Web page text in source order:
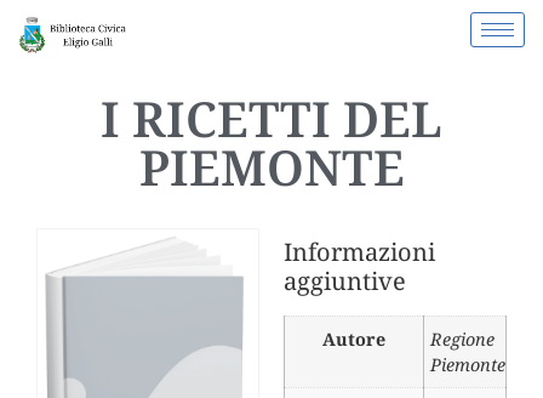
I RICETTI DEL
PIEMONTE
Informazioni
aggiuntive
Autore
Regione
Piemonte